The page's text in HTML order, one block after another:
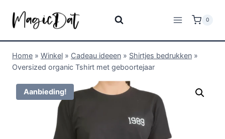
0
Home » Winkel » Cadeau ideeen » Shirtjes bedrukken »
Oversized organic Tshirt met geboortejaar
Aanbieding!